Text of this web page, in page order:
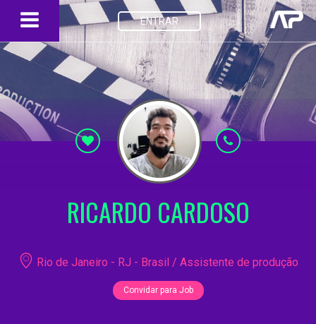
ENTRAR
RICARDO CARDOSO
Rio de Janeiro - RJ - Brasil / Assistente de produção
Convidar para Job